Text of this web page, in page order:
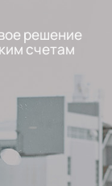
решение
счетам